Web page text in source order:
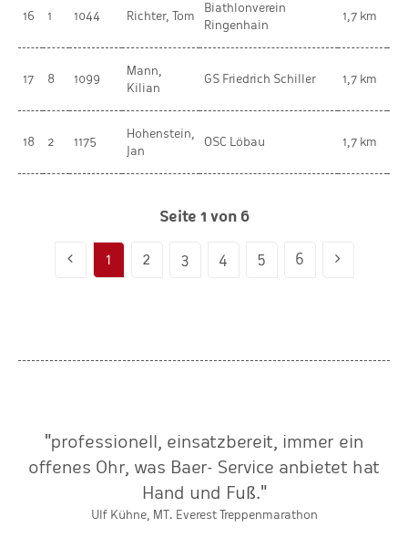
16 1 1044 Richter, Tom
Biathlonverein
Ringenhain
1,7 km
17 8 1099
Mann,
Kilian
GS Friedrich Schiller 1,7 km
18 2 1175
Hohenstein,
Jan
OSC Löbau 1,7 km
Seite 1 von 6
1 2 3 4 5 6
"professionell, einsatzbereit, immer ein
offenes Ohr, was Baer- Service anbietet hat
Hand und Fuß."
Ulf Kühne, MT. Everest Treppenmarathon